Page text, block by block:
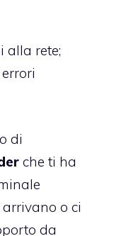
alla rete;
di
che ti ha
o ci
da